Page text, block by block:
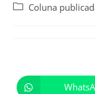
Coluna